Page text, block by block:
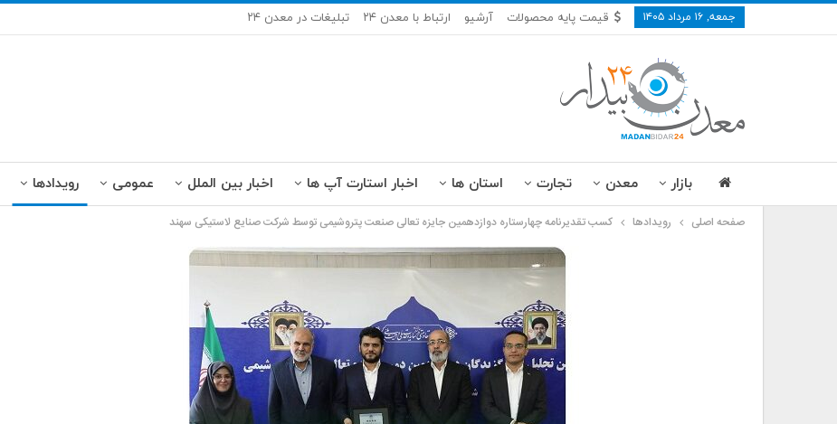
جمعه, ۱۶ مرداد ۱۴۰۵ قیمت پایه محصولات آرشیو ارتباط با معدن ۲۴ تبلیغات در معدن ۲۴
بازار معدن تجارت استان ها اخبار استارت آپ ها اخبار بین الملل عمومی رویدادها
صفحه اصلی رویدادها کسب تقدیرنامه چهارستاره دوازدهمین جایزه تعالی صنعت پتروشیمی توسط شرکت صنایع لاستیکی سهند